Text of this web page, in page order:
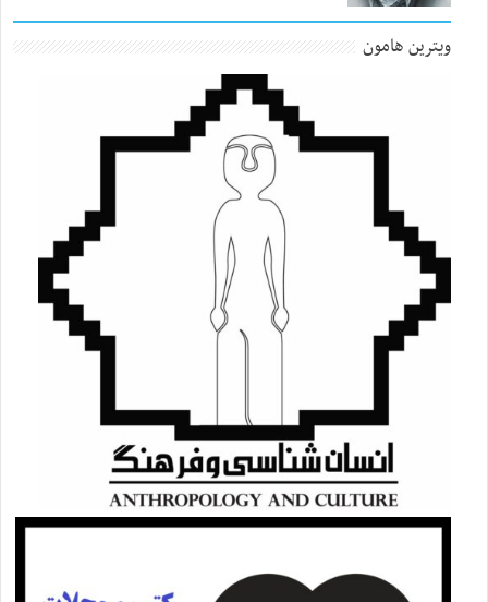
ویترین هامون